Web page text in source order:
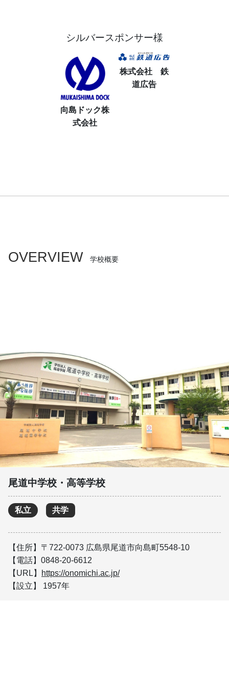
シルバースポンサー様
向島ドック株
式会社
株式会社　鉄
道広告
学校概要
OVERVIEW
尾道中学校・高等学校
私立 共学
【住所】〒722-0073 広島県尾道市向島町5548-10
【電話】0848-20-6612
【URL】
https://onomichi.ac.jp/
【設立】 1957年